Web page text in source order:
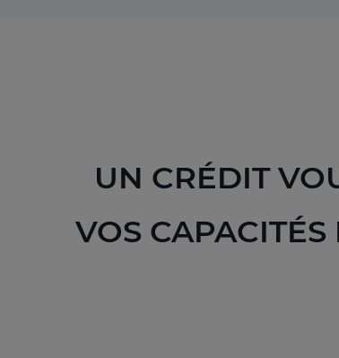
UN CRÉDIT
VOS